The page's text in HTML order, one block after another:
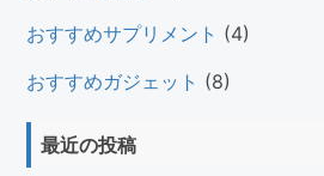
おすすめサプリメント (4)
おすすめガジェット (8)
最近の投稿